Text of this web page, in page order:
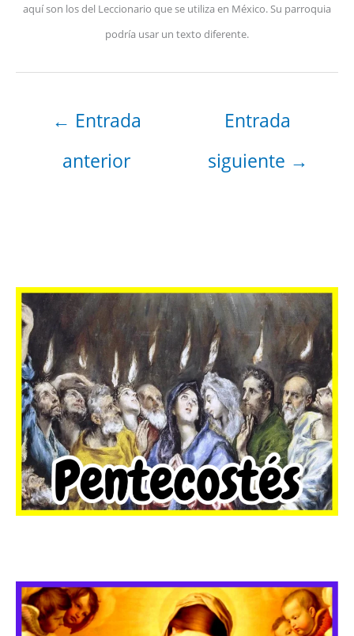
aquí son los del Leccionario que se utiliza en México. Su parroquia
podría usar un texto diferente.
← Entrada
anterior
Entrada
siguiente →